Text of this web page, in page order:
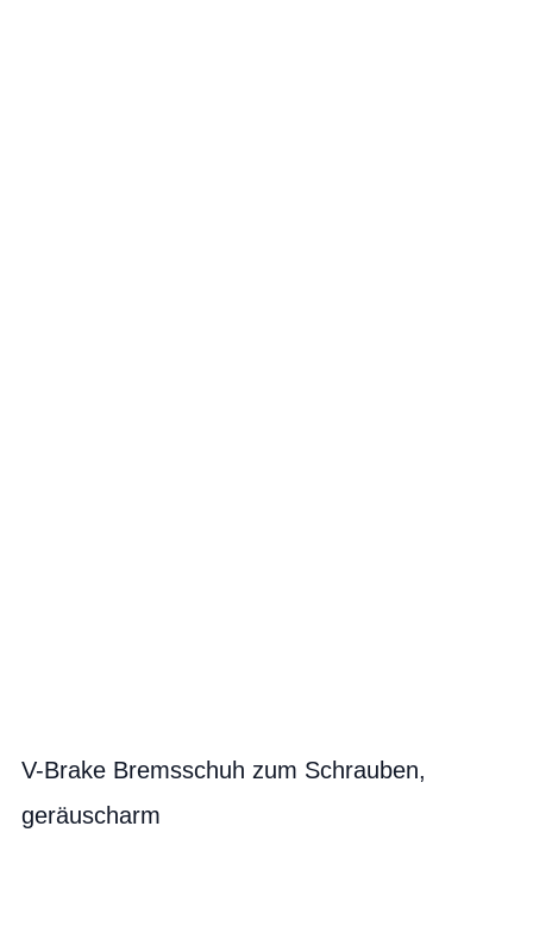
V-Brake Bremsschuh zum Schrauben,
geräuscharm